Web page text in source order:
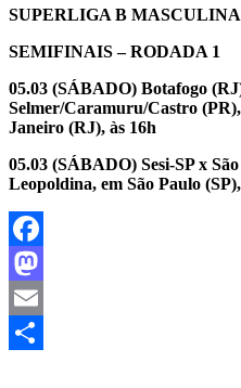
SUPERLIGA B MASCULINA
SEMIFINAIS – RODADA 1
05.03 (SÁBADO) Botafogo
Selmer/Caramuru/Castro
Janeiro (RJ), às 16h
05.03 (SÁBADO) Sesi-SP x
Leopoldina, em São Paulo
Facebook
Mastodon
Email